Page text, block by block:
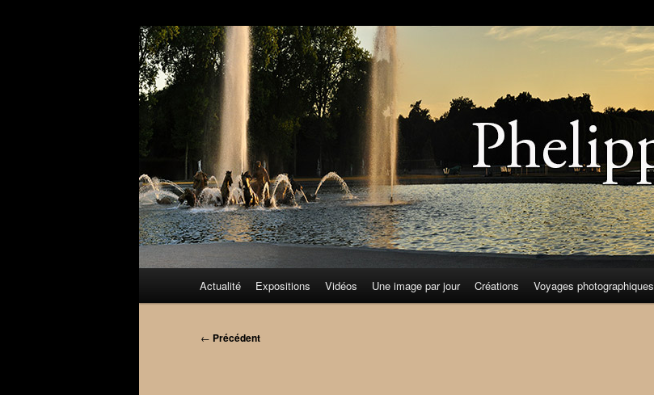
Actualité Expositions Vidéos Une image par jour Créations Voyages photographiques
Navigation
← Précédent